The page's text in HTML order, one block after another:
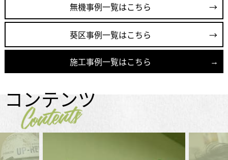
無機事例一覧はこちら
葵区事例一覧はこちら
施工事例一覧はこちら
コンテンツ
Contents